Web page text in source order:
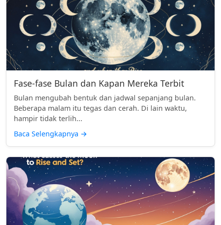
Fase-fase Bulan dan Kapan Mereka Terbit
Bulan mengubah bentuk dan jadwal sepanjang bulan.
Beberapa malam itu tegas dan cerah. Di lain waktu,
hampir tidak terlih...
Baca Selengkapnya →